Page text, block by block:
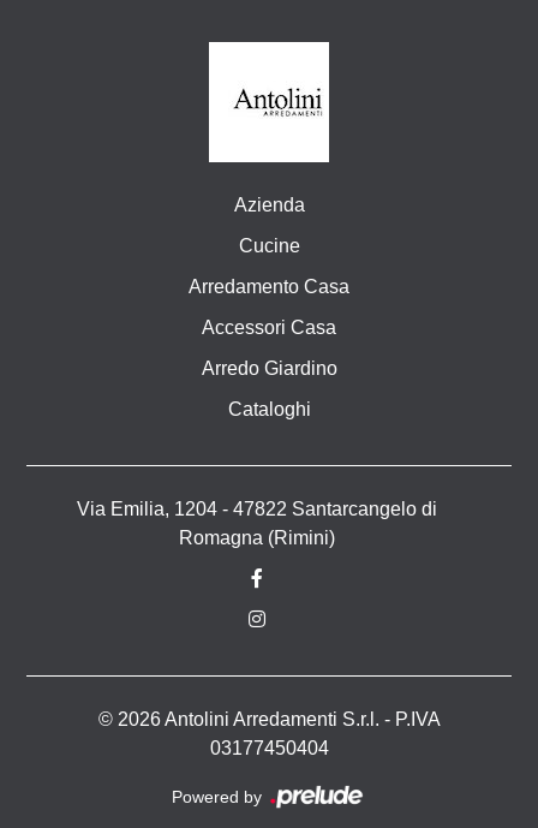
Azienda
Cucine
Arredamento Casa
Accessori Casa
Arredo Giardino
Cataloghi
Via Emilia, 1204 - 47822 Santarcangelo di
Romagna (Rimini)
© 2026 Antolini Arredamenti S.r.l. - P.IVA
03177450404
Powered by